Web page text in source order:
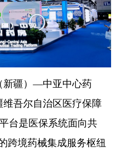
疆）—中亚中心药
维吾尔自治区医疗保障
台是医保系统面向共
跨境药械集成服务枢纽